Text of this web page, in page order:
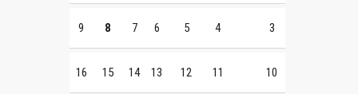
3
4
5
6
7
8
9
10
11
12
13
14
15
16